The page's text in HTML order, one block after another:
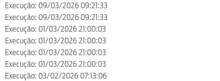
Execução: 09/03/2026 09:21:33
Execução: 09/03/2026 09:21:33
Execução: 01/03/2026 21:00:03
Execução: 01/03/2026 21:00:03
Execução: 01/03/2026 21:00:03
Execução: 01/03/2026 21:00:03
Execução: 03/02/2026 07:13:06